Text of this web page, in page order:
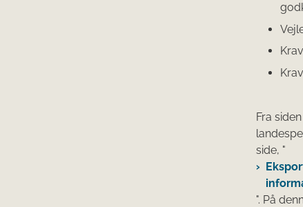
Fra
side, "
". På